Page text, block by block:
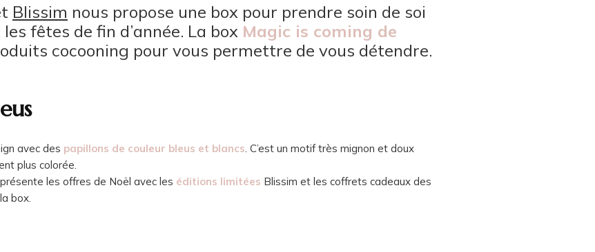
Blissim nous propose une box pour prendre soin de soi
fêtes de fin d’année. La box Magic is coming de
cocooning pour vous permettre de vous détendre.
avec des papillons de couleur bleus et blancs . C’est un motif très mignon et doux
plus colorée.
les offres de Noël avec les éditions limitées Blissim et les coffrets cadeaux des
box.